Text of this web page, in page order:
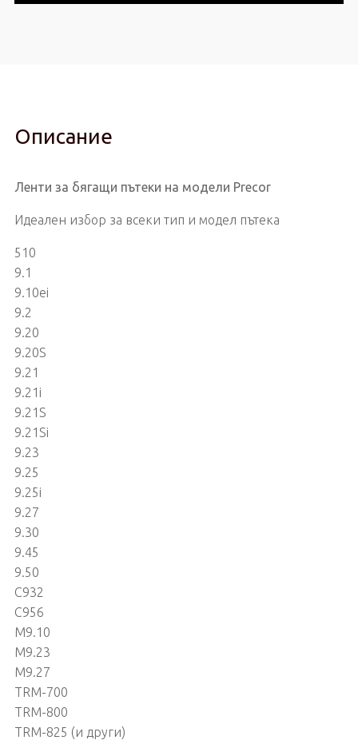
Описание
Ленти за бягащи пътеки на модели Precor
Идеален избор за всеки тип и модел пътека
510
9.1
9.10ei
9.2
9.20
9.20S
9.21
9.21i
9.21S
9.21Si
9.23
9.25
9.25i
9.27
9.30
9.45
9.50
C932
C956
M9.10
M9.23
M9.27
TRM-700
TRM-800
TRM-825 (и други)